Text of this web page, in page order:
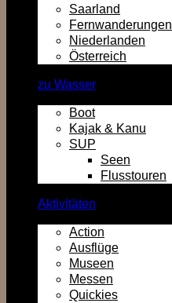
Saarland
Fernwanderungen
Niederlanden
Österreich
zu Wasser
Boot
Kajak & Kanu
SUP
Seen
Flusstouren
Aktivitäten
Action
Ausflüge
Museen
Messen
Quickies